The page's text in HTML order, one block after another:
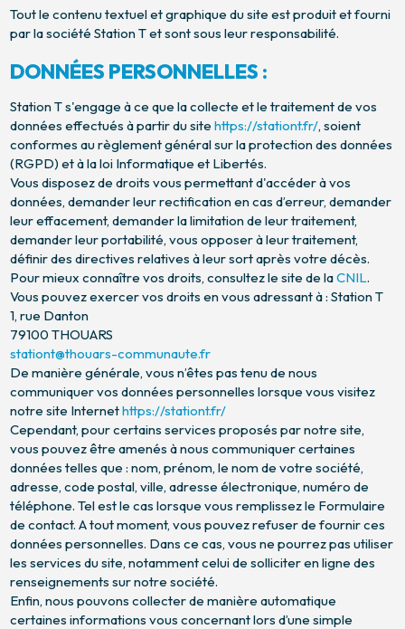
Tout le contenu textuel et graphique du site est produit et fourni
par la société Station T et sont sous leur responsabilité.
DONNÉES PERSONNELLES :
Station T s'engage à ce que la collecte et le traitement de vos
données effectués à partir du sitehttps://stationt.fr/, soient
conformes au règlement général sur la protection des données
(RGPD) et à la loi Informatique et Libertés.
Vous disposez de droits vous permettant d'accéder à vos
données, demander leur rectification en cas d’erreur, demander
leur effacement, demander la limitation de leur traitement,
demander leur portabilité, vous opposer à leur traitement,
définir des directives relatives à leur sort après votre décès.
Pour mieux connaître vos droits, consultez le site de laCNIL.
Vous pouvez exercer vos droits en vous adressant à : Station T
1, rue Danton
79100 THOUARS
stationt@thouars-communaute.fr
De manière générale, vous n’êtes pas tenu de nous
communiquer vos données personnelles lorsque vous visitez
notre site Internethttps://stationt.fr/
Cependant, pour certains services proposés par notre site,
vous pouvez être amenés à nous communiquer certaines
données telles que : nom, prénom, le nom de votre société,
adresse, code postal, ville, adresse électronique, numéro de
téléphone. Tel est le cas lorsque vous remplissez le Formulaire
de contact. A tout moment, vous pouvez refuser de fournir ces
données personnelles. Dans ce cas, vous ne pourrez pas utiliser
les services du site, notamment celui de solliciter en ligne des
renseignements sur notre société.
Enfin, nous pouvons collecter de manière automatique
certaines informations vous concernant lors d’une simple